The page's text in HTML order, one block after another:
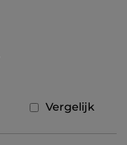
Vergelijk